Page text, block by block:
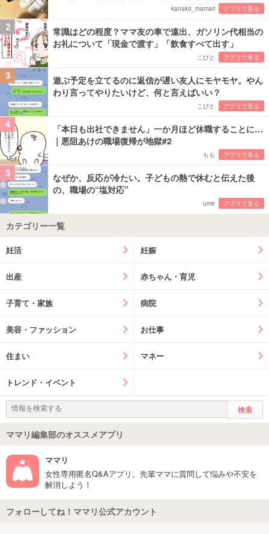
kanako_mamari アプリで見る
2
常識はどの程度？ママ友の車で遠出、ガソリン代相当の
お礼について「現金で渡す」「飲食すべて出す」
こびと アプリで見る
3
遊ぶ予定を立てるのに返信が遅い友人にモヤモヤ。やん
わり言ってやりたいけど、何と言えばいい？
こびと アプリで見る
4
「本日も出社できません」一か月ほど休職することに…
｜悪阻あけの職場復帰が地獄#2
もも アプリで見る
5
なぜか、反応が冷たい。子どもの熱で休むと伝えた後
の、職場の“塩対応”
ume アプリで見る
カテゴリー一覧
妊活 妊娠
出産 赤ちゃん・育児
子育て・家族 病院
美容・ファッション お仕事
住まい マネー
トレンド・イベント
ママリ編集部のオススメアプリ
ママリ
女性専用匿名Q&Aアプリ。先輩ママに質問して悩みや不安を
解消しよう！
フォローしてね！ママリ公式アカウント